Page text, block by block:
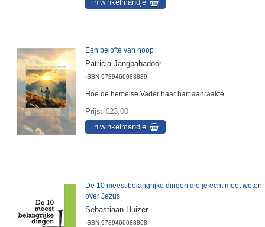
Een belofte van hoop
Patricia Jangbahadoor
ISBN 9789460083839
Hoe de hemelse Vader haar hart aanraakte
Prijs €23,00
De 10 meest belangrijke dingen die je echt moet weten
over Jezus
Sebastiaan Huizer
ISBN 9789460083808